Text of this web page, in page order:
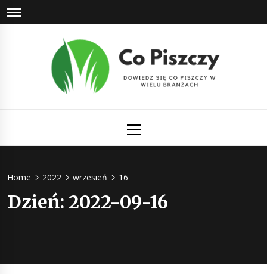
Skip
to
Menu
Home 2022 wrzesień 16
Dzień: 2022-09-16